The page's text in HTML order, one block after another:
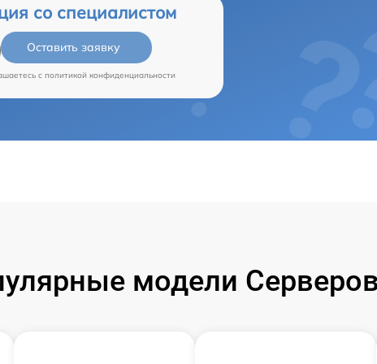
со специалистом
Оставить заявку
c политикой конфиденциальности
модели